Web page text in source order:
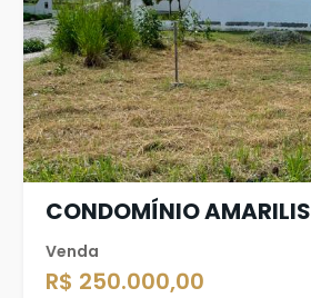
CONDOMÍNIO AMARILIS
Venda
R$ 250.000,00